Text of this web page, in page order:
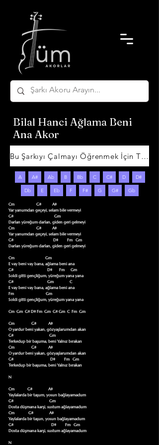
Bilal Hanci Ağlama Beni
Ana Akor
Bu Şarkıyı Çalmayı Öğrenmek İçin Tıklayın
A A# Ab B Bb C C# D D#
Db E Eb F F# G G# Gb
Cm                      G#           A#
Yar yanumdan geçeyi, selam bile vermeyi
G#                                         Gm
Darlan yüreğum darlan, giden geri gelmeyi
Cm                      G#           A#
Yar yanumdan geçeyi, selam bile vermeyi
G#                                        D#         Fm   Gm
Darlan yüreğum darlan, giden geri gelmeyi
Cm                               Gm
E vay beni vay bana, ağlama beni ana
G#                                  D#       Fm      Gm
Soldi gitti gençliğum, yüreğum yana yana
G#                                  Gm                C
E vay beni vay bana, ağlama beni ana
Fm                                Gm
Soldi gitti gençliğum, yüreğum yana yana
Cm  Gm  G# D# Fm  Gm  G# Gm  C  Fm  Gm
Cm                 G#            A#
O yardur beni yakan, gözyaşlarumdan akan
G#                                    Gm
Terkedup bir başuma, beni Yalnız bırakan
Cm                 G#            A#
O yardur beni yakan, gözyaşlarumdan akan
G#                                     D#         Fm   Gm
Terkedup bir başuma, beni Yalnız bırakan
N
Cm             G#                A#
Yaylalarda bir taşum, yosun bağlayamadum
G#                                    Gm
Dosta düşmana karşi, sustum ağlayamadum
Cm              G#                A#
Yaylalarda bir taşun, yosun bağlayamadum
G#                                      D#         Fm   Gm
Dosta düşmana karşi, sustum ağlayamadum
N